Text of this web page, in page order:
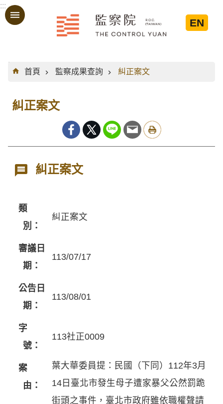
跳到主要內容區塊
:::
EN
:::
首頁
監察成果查詢 糾正案文
糾正案文
糾正案文
類
別：
糾正案文
審議日
期：
113/07/17
公告日
期：
113/08/01
字
號：
113社正0009
案
由：
葉大華委員提：民國（下同）112年3月
14日臺北市發生母子遭家暴父公然罰跪
街頭之事件，臺北市政府雖依職權聲請